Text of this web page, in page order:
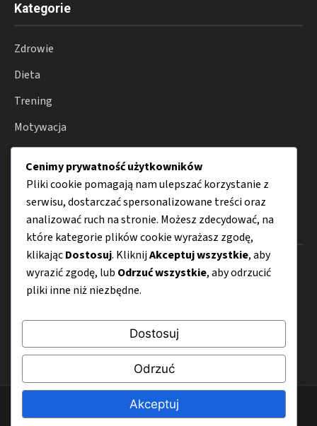
Kategorie
Zdrowie
Dieta
Trening
Motywacja
Suplementy
Porady
Menu
O nas
Kontakt
Mapa strony
Polityka prywatności
© 2026 Kulturysta.com.pl
Cenimy prywatność użytkowników
Pliki cookie pomagają nam ulepszać korzystanie z
serwisu, dostarczać spersonalizowane treści oraz
analizować ruch na stronie. Możesz zdecydować, na
które kategorie plików cookie wyrażasz zgodę,
klikającDostosuj. KliknijAkceptuj wszystkie, aby
wyrazić zgodę, lub Odrzuć wszystkie, aby odrzucić
pliki inne niż niezbędne.
Dostosuj
Odrzuć
Akceptuj